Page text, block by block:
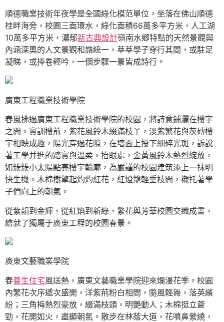
順德職業技術年夜學是全國綠化模范單位，坐落在佛山順德
桂畔海旁，校園三面環水，綠化面積66萬多平方米，人工湖
10萬多平方米，濃郁新古典設計嶺南水鄉特點的天然景觀與
內涵深奧的人文景觀和諧統一，莘莘學子穿行其間，或駐足
凝睇，或捧卷輕吟，一個步驟一景皆成詩行。
廣東工程職業技術學院
春風拂過廣東工程職業技術學院的校園，將詩意鋪灑在樓宇
之間。實訓樓前，紫花風鈴木綴滿枝丫，淡紫繁花與灰磚樓
宇相映成趣，陽光穿過花隙，在墻面上投下細碎光斑，訴說
著工學并進的踏實與溫柔。抬眼處，金黃風鈴木熱烈綻放，
如簇簇小太陽點亮樓宇輪廓，為嚴謹的校園建筑添上一抹明
快生機。木棉樹擎起灼灼紅花，紅燈籠輕垂枝間，襯托著學
子們向上的朝氣。
從紫韻到金輝，從紅焰到新綠，繁花與芳華校園交織成畫，
繪就了獨屬于廣東工程的校園春景。
廣東文藝職業學院
春養生住宅風送熱，廣東文藝職業學院迎來爛漫花季。校園
內繁花次序遞次盛開，洋紫荊粉白相間，隨風輕舞，落英繽
紛；三角梅熱烈豪放，綴滿枝頭，明艷動人；木棉挺立蒼
勁，花開如火，盡顯朝氣。散步在林蔭大道，花噴鼻縈繞，